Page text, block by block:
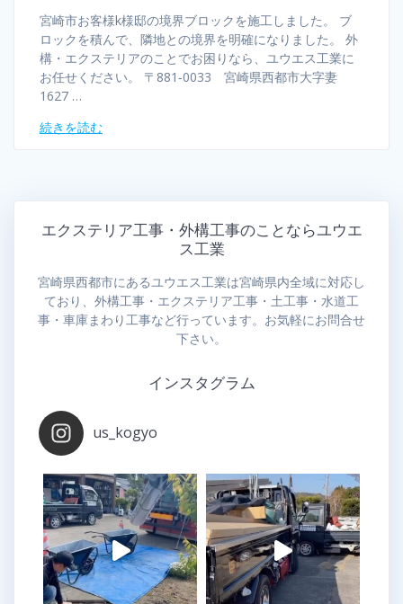
宮崎市お客様k様邸の境界ブロックを施工しました。 ブ
ロックを積んで、隣地との境界を明確になりました。 外
構・エクステリアのことでお困りなら、ユウエス工業に
お任せください。 〒881‐0033 宮崎県西都市大字妻
1627 …
続きを読む
エクステリア工事・外構工事のことならユウエ
ス工業
宮崎県西都市にあるユウエス工業は宮崎県内全域に対応し
ており、外構工事・エクステリア工事・土工事・水道工
事・車庫まわり工事など行っています。お気軽にお問合せ
下さい。
インスタグラム
us_kogyo